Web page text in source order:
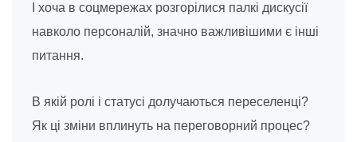
І хоча в соцмережах розгорілися палкі дискусії
навколо персоналій, значно важливішими є інші
питання.
В якій ролі і статусі долучаються переселенці?
Як ці зміни вплинуть на переговорний процес?